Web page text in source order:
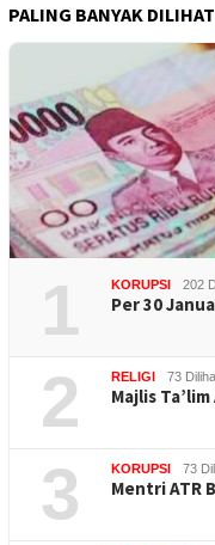
PALING BANYAK DILIHAT
1 KORUPSI 202
Per 30
2 RELIGI 73
Majlis
3 KORUPSI 73
Mentri ATR